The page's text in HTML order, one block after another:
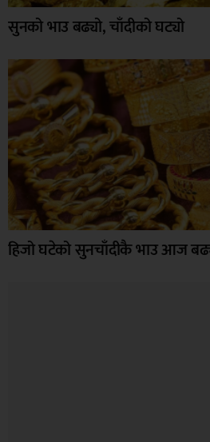
सुनको भाउ बढ्यो, चाँदीको घट्यो
हिजो घटेको सुनचाँदीकै भाउ आज